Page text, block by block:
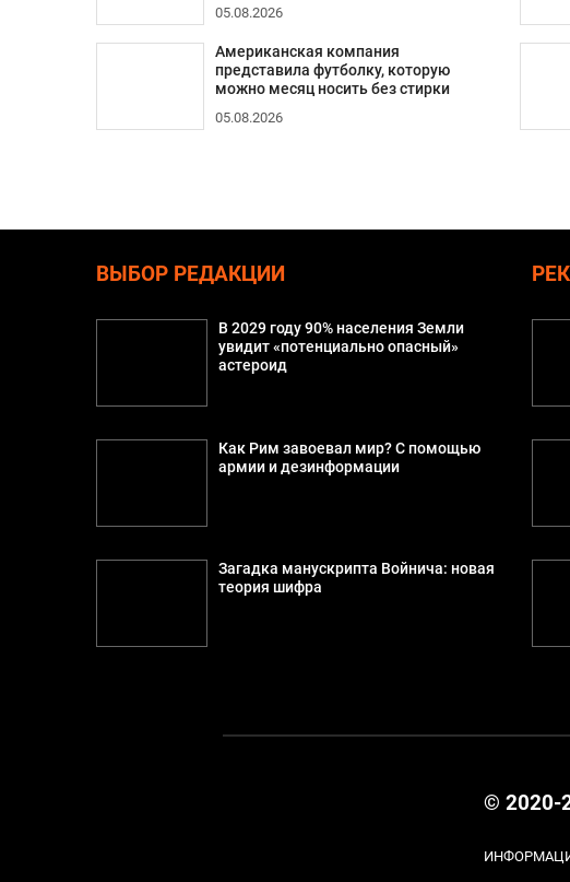
05.08.2026
Американская компания
представила футболку, которую
можно месяц носить без стирки
05.08.2026
ВЫБОР РЕДАКЦИИ
В 2029 году 90% населения Земли
увидит «потенциально опасный»
астероид
Как Рим завоевал мир? С помощью
армии и дезинформации
Загадка манускрипта Войнича: новая
теория шифра
© 2020-